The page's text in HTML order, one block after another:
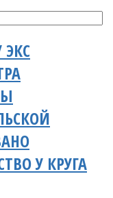
У КРУГА